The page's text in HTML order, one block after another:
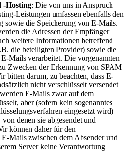
-Hosting: Die von uns in Anspruch
Leistungen umfassen ebenfalls den
sowie die Speicherung von E-Mails.
die Adressen der Empfänger
weitere Informationen betreffend
die beteiligten Provider) sowie die
Mails verarbeitet. Die vorgenannten
Zwecken der Erkennung von SPAM
bitten darum, zu beachten, dass E-
nicht verschlüsselt versendet
E-Mails zwar auf dem
aber (sofern kein sogenanntes
eingesetzt wird)
denen sie abgesendet und
können daher für den
Mails zwischen dem Absender und
Server keine Verantwortung